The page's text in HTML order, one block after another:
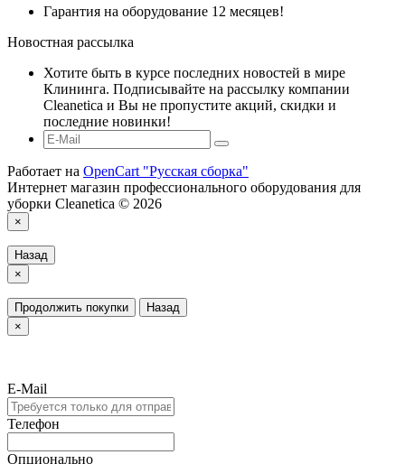
Гарантия на оборудование 12 месяцев!
Новостная рассылка
Хотите быть в курсе последних новостей в мире
Клининга. Подписывайте на рассылку компании
Cleanetica и Вы не пропустите акций, скидки и
последние новинки!
Работает на OpenCart "Русская сборка"
Интернет магазин профессионального оборудования для
уборки Cleanetica © 2026
×
Назад
×
Продолжить покупки
Назад
×
E-Mail
Телефон
Опционально